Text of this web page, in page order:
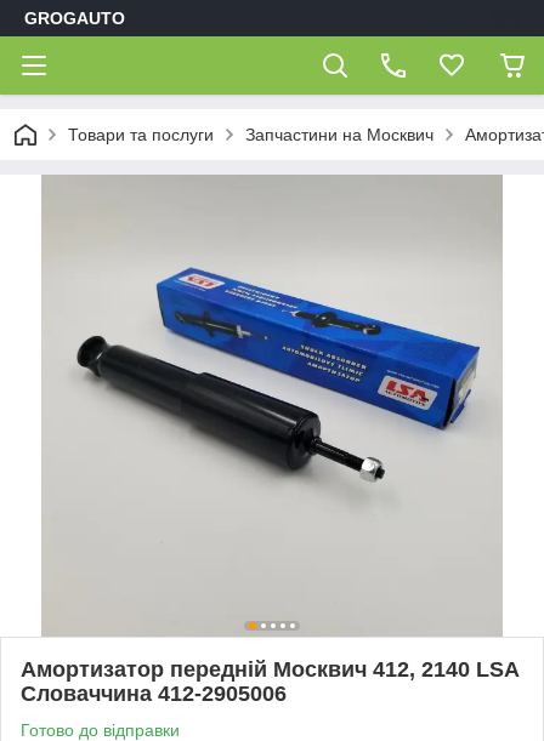
GROGAUTO
Товари та послуги Запчастини на Москвич
Амортизатор передній Москвич 412, 2140 LSA
Словаччина 412-2905006
Готово до відправки